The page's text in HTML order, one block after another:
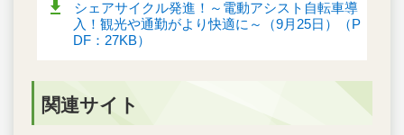
シェアサイクル発進！～電動アシスト自転車導
入！観光や通勤がより快適に～（9月25日）（P
DF：27KB）
関連サイト